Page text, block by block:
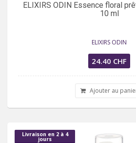
ELIXIRS ODIN Essence floral
10 ml
ELIXIRS ODIN
24.40 CHF
Ajouter au
Livraison en 2 à 4
jours